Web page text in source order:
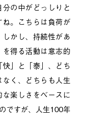
の中がどっしりと
。こちらは負荷が
かし、持続性があ
得る活動は意志的
」と「泰」、どち
く、どちらも人生
楽しさをベースに
ですが、人生100年